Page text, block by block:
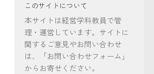
このサイトについて
本サイトは経営学科教員で管
理・運営しています。サイトに
関するご意見やお問い合わせ
は、「お問い合わせフォーム」
からお寄せください。